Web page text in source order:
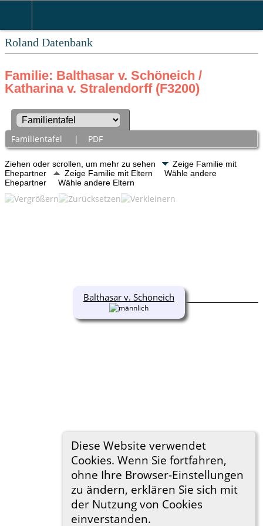
Roland Datenbank
Diese Website verwendet
Cookies. Wenn Sie fortfahren,
ohne Ihre Browser-Einstellungen
zu ändern, erklären Sie sich mit
der Nutzung von Cookies
einverstanden.
Familie: Balthasar v. Schöneich /
Katharina v. Stralendorff (F3200)
Familientafel | PDF
Ziehen oder scrollen, um mehr zu sehen
Zeige Familie mit
Ehepartner
Zeige Familie mit Eltern
Wähle andere
Ehepartner
Wähle andere Eltern
Balthasar v. Schöneich